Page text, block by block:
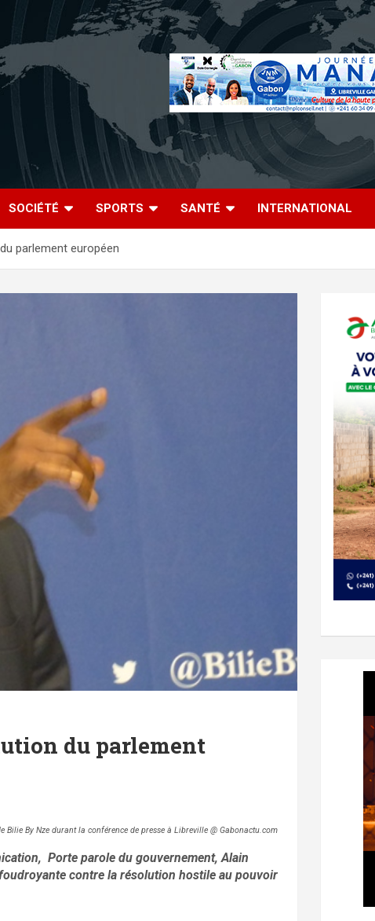
SOCIÉTÉ SPORTS SANTÉ INTERNATIONAL
parlement européen
du parlement
Bilie By Nze durant la conférence de presse à Libreville @ Gabonactu.com
Porte parole du gouvernement, Alain
contre la résolution hostile au pouvoir